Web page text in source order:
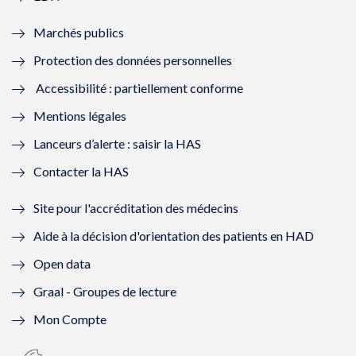
n
ê
t
r
e
)
n
ê
r
)
ê
t
e
ê
)
Marchés publics
Protection des données personnelles
Accessibilité : partiellement conforme
Mentions légales
Lanceurs d’alerte : saisir la HAS
Contacter la HAS
Site pour l'accréditation des médecins
Aide à la décision d'orientation des patients en HAD
Open data
Graal - Groupes de lecture
Mon Compte